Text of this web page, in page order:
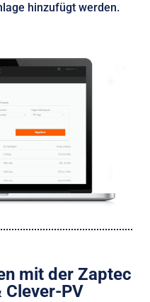
hinzufügt werden.
mit der Zaptec
Clever-PV